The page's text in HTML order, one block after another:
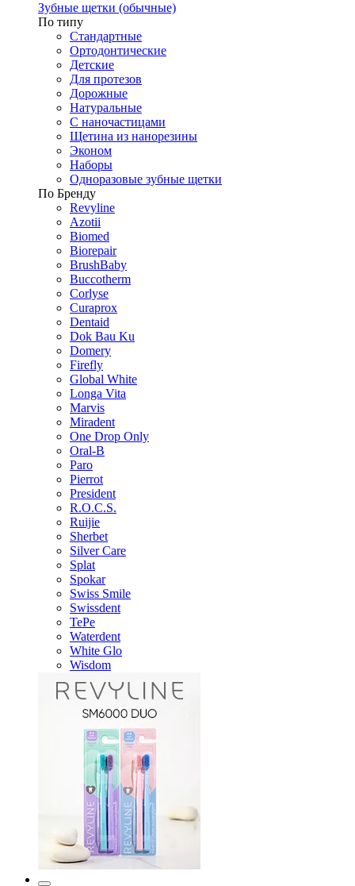
Зубные щетки (обычные)
По типу
Стандартные
Ортодонтические
Детские
Для протезов
Дорожные
Натуральные
С наночастицами
Щетина из нанорезины
Эконом
Наборы
Одноразовые зубные щетки
По Бренду
Revyline
Azotii
Biomed
Biorepair
BrushBaby
Buccotherm
Corlyse
Curaprox
Dentaid
Dok Bau Ku
Domery
Firefly
Global White
Longa Vita
Marvis
Miradent
One Drop Only
Oral-B
Paro
Pierrot
President
R.O.C.S.
Ruijie
Sherbet
Silver Care
Splat
Spokar
Swiss Smile
Swissdent
TePe
Waterdent
White Glo
Wisdom